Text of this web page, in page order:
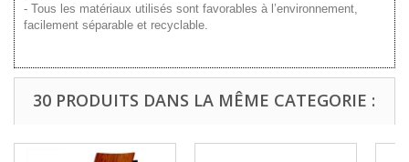
- Tous les matériaux utilisés sont favorables à l’environnement,
facilement séparable et recyclable.
30 PRODUITS DANS LA MÊME CATEGORIE :